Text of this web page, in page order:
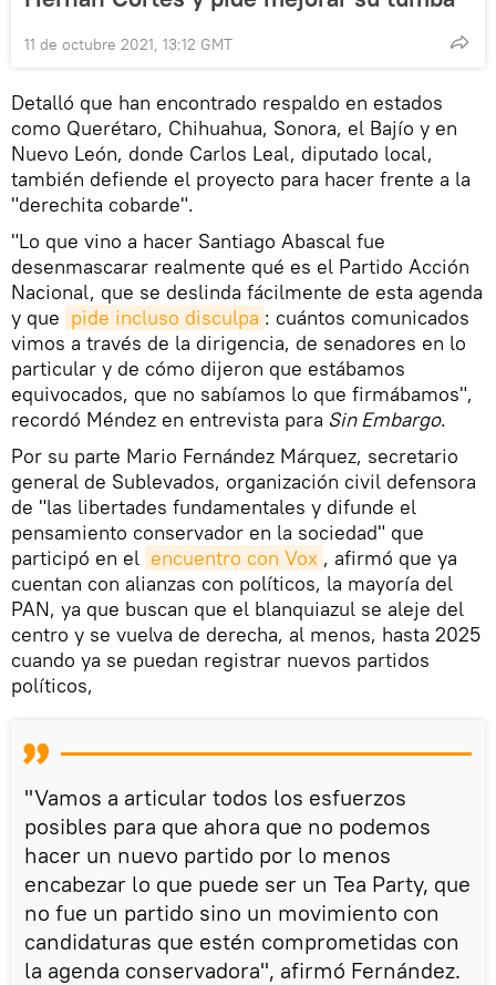
11 de octubre 2021, 13:12 GMT
Detalló que han encontrado respaldo en estados
como Querétaro, Chihuahua, Sonora, el Bajío y en
Nuevo León, donde Carlos Leal, diputado local,
también defiende el proyecto para hacer frente a la
"derechita cobarde".
"Lo que vino a hacer Santiago Abascal fue
desenmascarar realmente qué es el Partido Acción
Nacional, que se deslinda fácilmente de esta agenda
y que pide incluso disculpa : cuántos comunicados
vimos a través de la dirigencia, de senadores en lo
particular y de cómo dijeron que estábamos
equivocados, que no sabíamos lo que firmábamos",
recordó Méndez en entrevista para Sin Embargo.
Por su parte Mario Fernández Márquez, secretario
general de Sublevados, organización civil defensora
de "las libertades fundamentales y difunde el
pensamiento conservador en la sociedad" que
participó en el encuentro con Vox , afirmó que ya
cuentan con alianzas con políticos, la mayoría del
PAN, ya que buscan que el blanquiazul se aleje del
centro y se vuelva de derecha, al menos, hasta 2025
cuando ya se puedan registrar nuevos partidos
políticos,
"Vamos a articular todos los esfuerzos
posibles para que ahora que no podemos
hacer un nuevo partido por lo menos
encabezar lo que puede ser un Tea Party, que
no fue un partido sino un movimiento con
candidaturas que estén comprometidas con
la agenda conservadora", afirmó Fernández.